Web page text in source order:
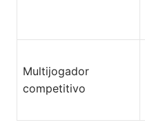
Multijogador
competitivo